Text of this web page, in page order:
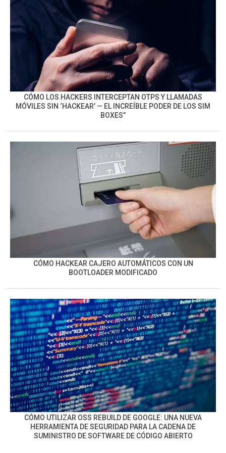
CÓMO LOS HACKERS INTERCEPTAN OTPS Y LLAMADAS
MÓVILES SIN ‘HACKEAR’ — EL INCREÍBLE PODER DE LOS SIM
BOXES”
CÓMO HACKEAR CAJERO AUTOMÁTICOS CON UN
BOOTLOADER MODIFICADO
CÓMO UTILIZAR OSS REBUILD DE GOOGLE: UNA NUEVA
HERRAMIENTA DE SEGURIDAD PARA LA CADENA DE
SUMINISTRO DE SOFTWARE DE CÓDIGO ABIERTO